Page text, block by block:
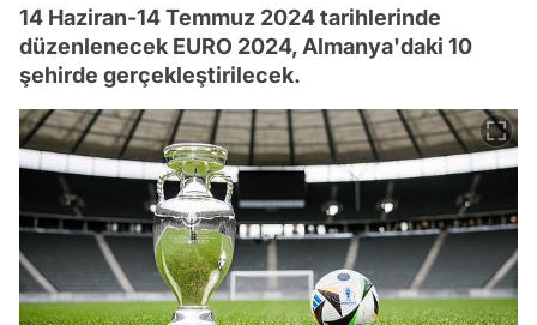
14 Haziran-14 Temmuz 2024 tarihlerinde
düzenlenecek EURO 2024, Almanya'daki 10
şehirde gerçekleştirilecek.